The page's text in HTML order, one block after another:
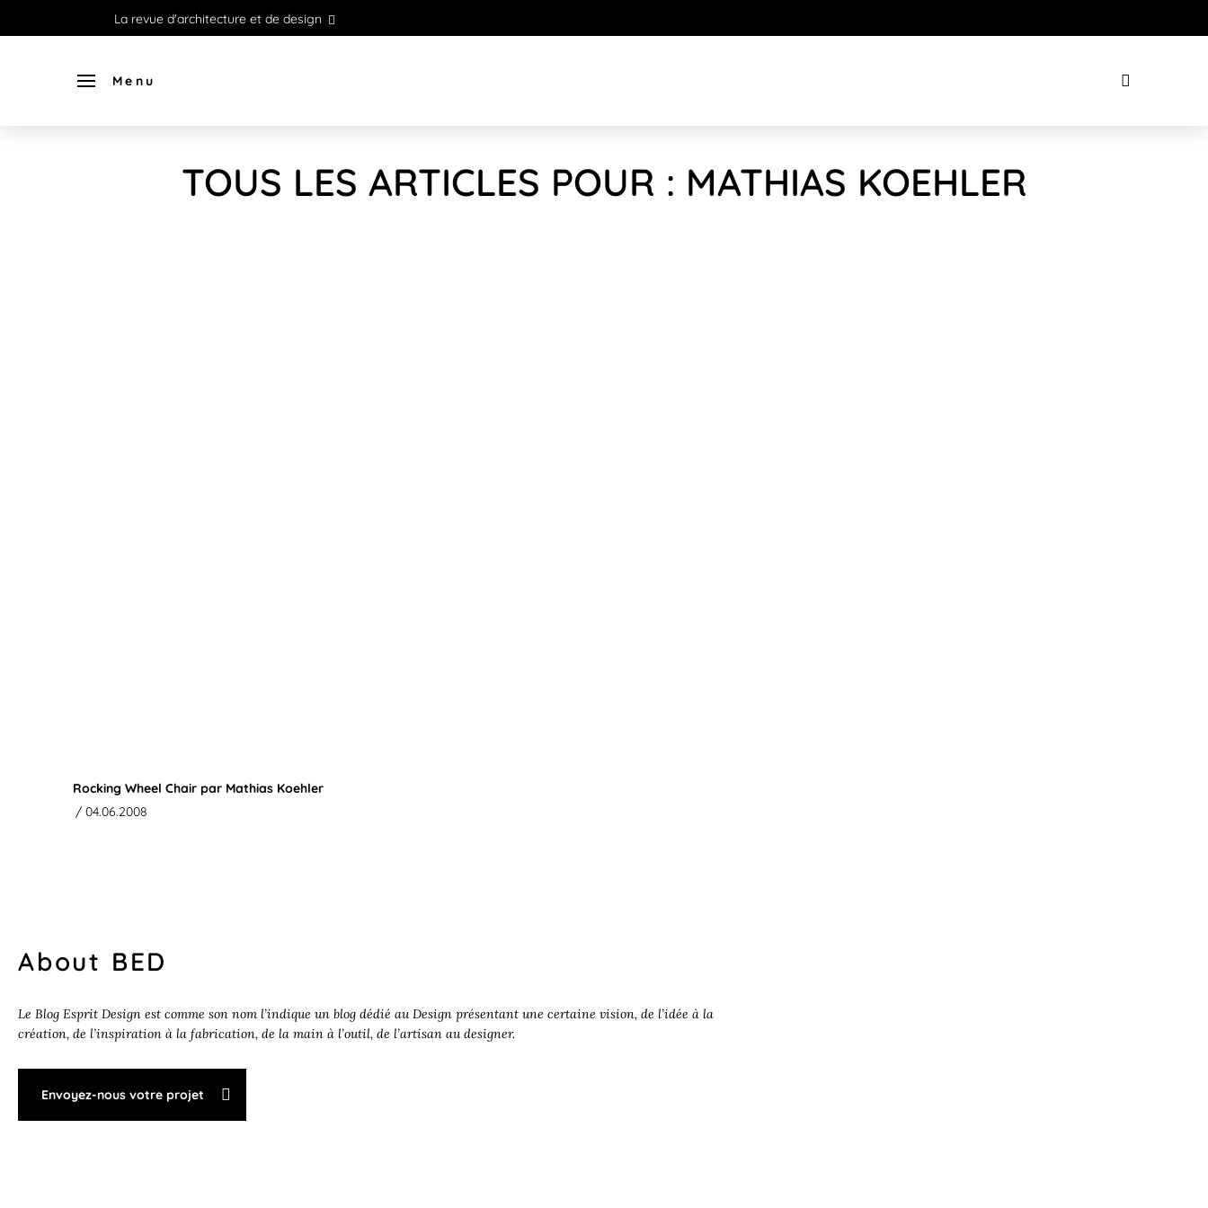
La revue d'architecture et de design
Menu
TOUS LES ARTICLES POUR : MATHIAS KOEHLER
Rocking Wheel Chair par Mathias Koehler
/ 04.06.2008
About BED
Le Blog Esprit Design est comme son nom l’indique un blog dédié au Design présentant une certaine vision, de l’idée à la
création, de l’inspiration à la fabrication, de la main à l’outil, de l’artisan au designer.
Envoyez-nous votre projet